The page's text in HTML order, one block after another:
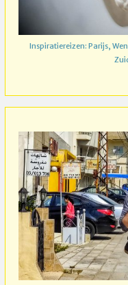
Inspiratiereizen: Parijs,